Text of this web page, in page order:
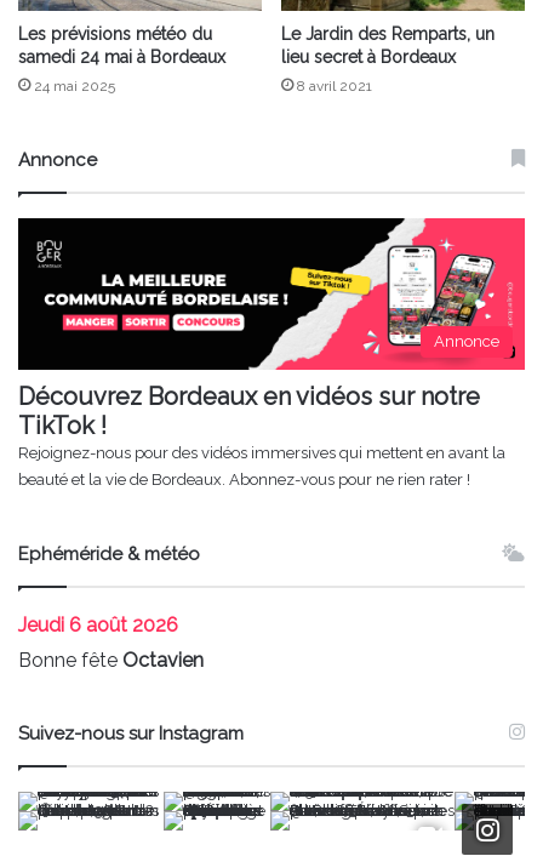
Les prévisions météo du
samedi 24 mai à Bordeaux
24 mai 2025
Le Jardin des Remparts, un
lieu secret à Bordeaux
8 avril 2021
Annonce
Annonce
Découvrez Bordeaux en vidéos sur notre
TikTok !
Rejoignez-nous pour des vidéos immersives qui mettent en avant la
beauté et la vie de Bordeaux. Abonnez-vous pour ne rien rater !
Ephéméride & météo
Jeudi 6 août 2026
Bonne fête Octavien
Suivez-nous sur Instagram